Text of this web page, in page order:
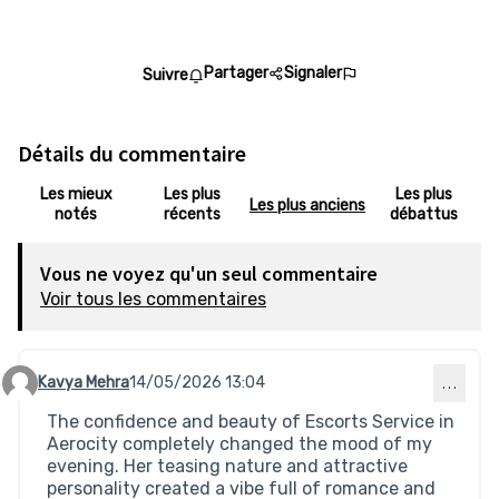
Suivre Partager Signaler
Détails du commentaire
Les mieux
notés
Les plus
récents
Les plus anciens
Les plus
débattus
Vous ne voyez qu'un seul commentaire
Voir tous les commentaires
Commentaire 888 (réponse au commentaire 886)
Kavya Mehra14/05/2026 13:04 …
The confidence and beauty of Escorts Service in
Aerocity completely changed the mood of my
evening. Her teasing nature and attractive
personality created a vibe full of romance and